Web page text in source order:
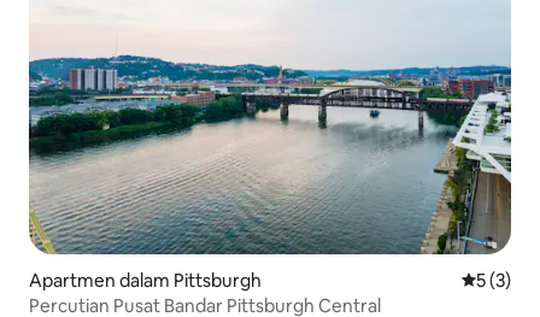
Apartmen dalam Pittsburgh
5 (3)
Percutian Pusat Bandar Pittsburgh Central